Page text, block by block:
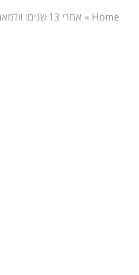
Home
» אחרי 13 שנים: וולמארט הודחה מפסגת רשימת "פורצ'ן 500"; אלפבית (גוגל ויוטיוב) – החברה הרווחית בעולם